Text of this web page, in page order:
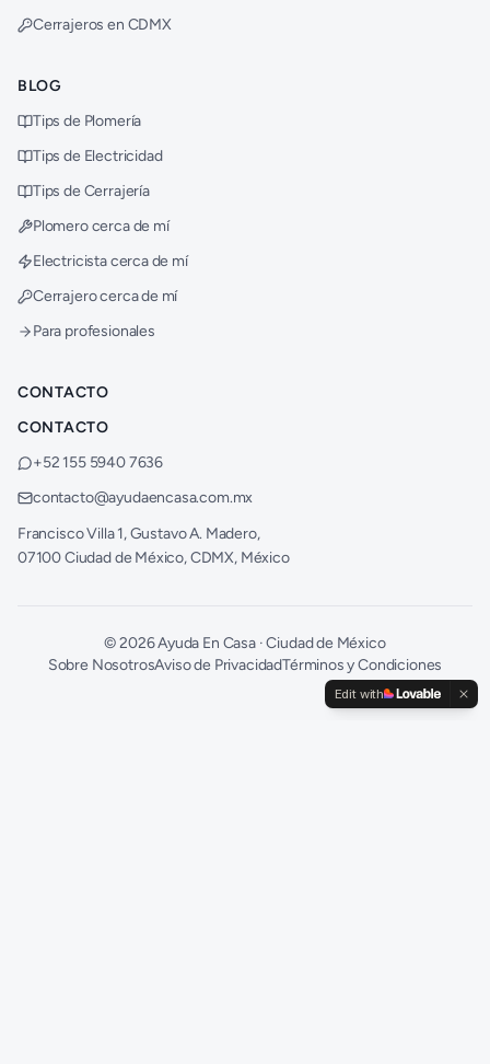
Cerrajeros en CDMX
BLOG
Tips de Plomería
Tips de Electricidad
Tips de Cerrajería
Plomero cerca de mí
Electricista cerca de mí
Cerrajero cerca de mí
Para profesionales
CONTACTO
CONTACTO
+52 155 5940 7636
contacto@ayudaencasa.com.mx
Francisco Villa 1, Gustavo A. Madero,
07100 Ciudad de México, CDMX, México
©2026Ayuda En Casa · Ciudad de México
Sobre NosotrosAviso de PrivacidadTérminos y Condiciones
Edit with